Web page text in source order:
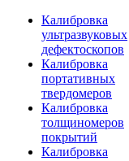
Калибровка
ультразвуковых
дефектоскопов
Калибровка
портативных
твердомеров
Калибровка
толщиномеров
покрытий
Калибровка